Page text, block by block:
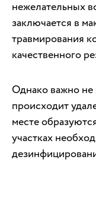
нежелательных
заключается в
травмирования
качественного
Однако важно не
происходит
месте
участках